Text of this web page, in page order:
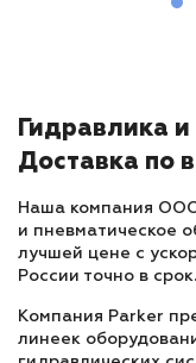
Гидравлика
Доставка по
Наша компания
и пневматическое
лучшей цене с
России точно в срок.
Компания Parker
линеек